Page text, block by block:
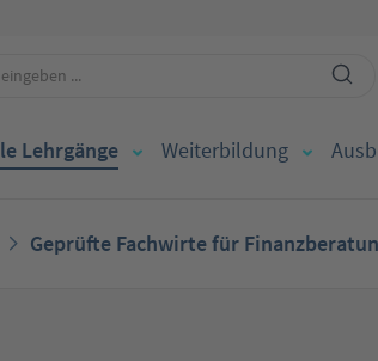
Lehrgänge Weiterbildung
Geprüfte Fachwirte für